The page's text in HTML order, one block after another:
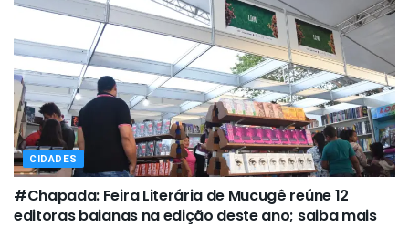
CIDADES
#Chapada: Feira Literária de Mucugê reúne 12
editoras baianas na edição deste ano; saiba mais